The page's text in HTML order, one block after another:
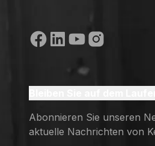
Soziale Medien
Abonnieren Sie unseren
aktuelle Nachrichten von